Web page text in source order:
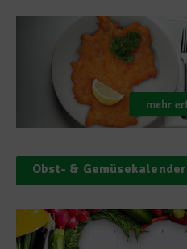
Obst- & Gemüsekalender